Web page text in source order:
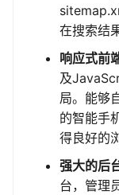
在搜索结
响应式前
及
局。能够
的智能手
得良好的
强大的后
台，管理